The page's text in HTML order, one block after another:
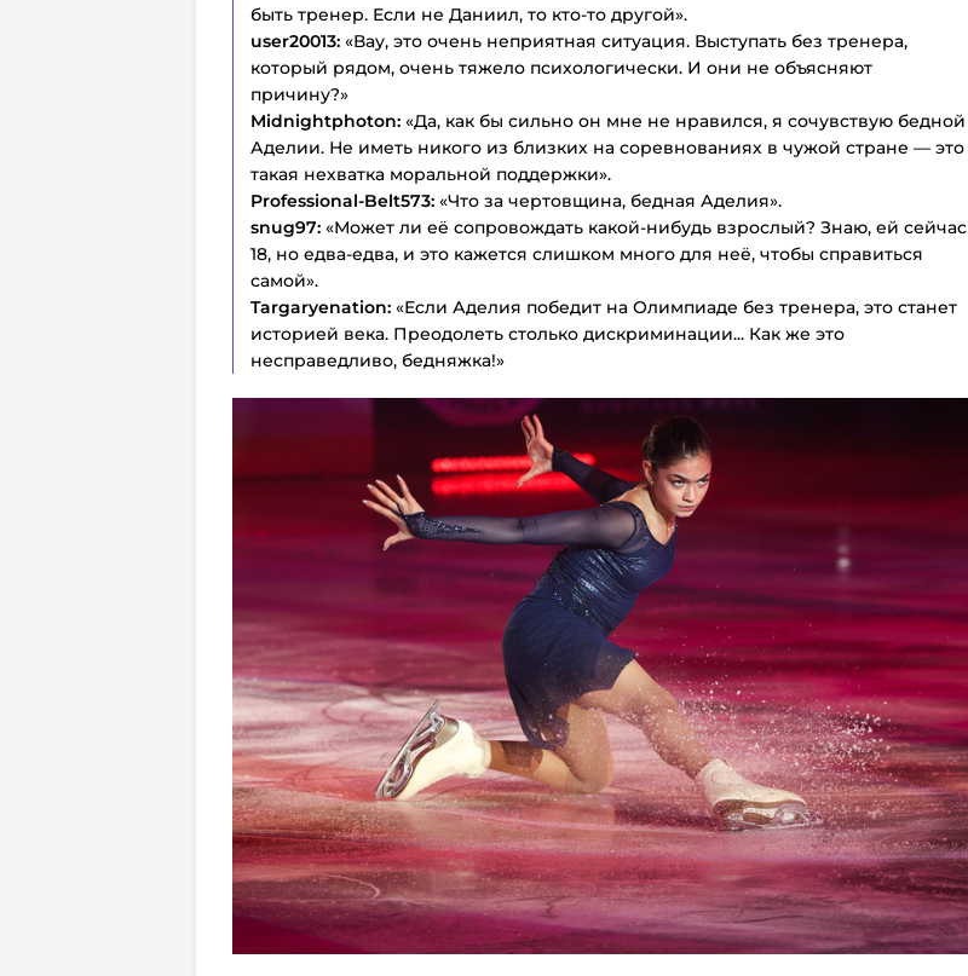
быть тренер. Если не Даниил, то кто-то другой».
user20013: «Вау, это очень неприятная ситуация. Выступать без тренера,
который рядом, очень тяжело психологически. И они не объясняют
причину?»
Midnightphoton: «Да, как бы сильно он мне не нравился, я сочувствую бедной
Аделии. Не иметь никого из близких на соревнованиях в чужой стране — это
такая нехватка моральной поддержки».
Professional-Belt573: «Что за чертовщина, бедная Аделия».
snug97: «Может ли её сопровождать какой-нибудь взрослый? Знаю, ей сейчас
18, но едва-едва, и это кажется слишком много для неё, чтобы справиться
самой».
Targaryenation: «Если Аделия победит на Олимпиаде без тренера, это станет
историей века. Преодолеть столько дискриминации... Как же это
несправедливо, бедняжка!»